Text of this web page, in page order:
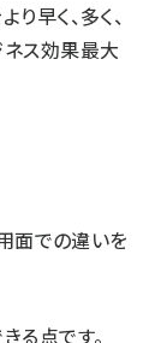
早く、多く、
ネス効果最大
面での違いを
る点です。